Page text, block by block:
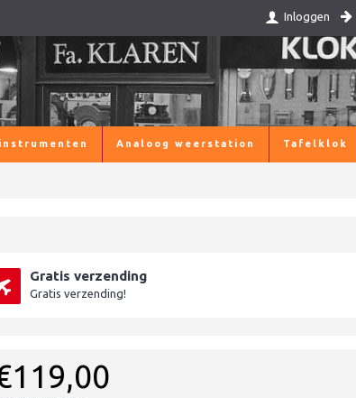
Inloggen
Analoog weerstation Tafelklok
Gratis verzending
Gratis verzending!